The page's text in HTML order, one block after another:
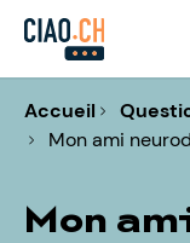
Accueil
Mon ami
Mon